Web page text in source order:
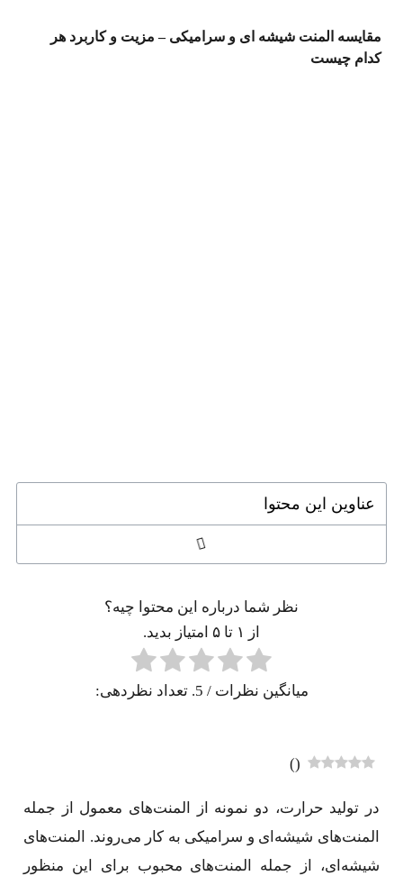
مقایسه المنت شیشه ای و سرامیکی – مزیت و کاربرد هر
کدام چیست
عناوین این محتوا
نظر شما درباره این محتوا چیه؟
از ۱ تا ۵ امتیاز بدید.
میانگین نظرات/ 5. تعداد نظردهی:
(
)
در تولید حرارت، دو نمونه از المنت‌های معمول از جمله
المنت‌های شیشه‌ای و سرامیکی به کار می‌روند. المنت‌های
شیشه‌ای، از جمله المنت‌های محبوب برای این منظور